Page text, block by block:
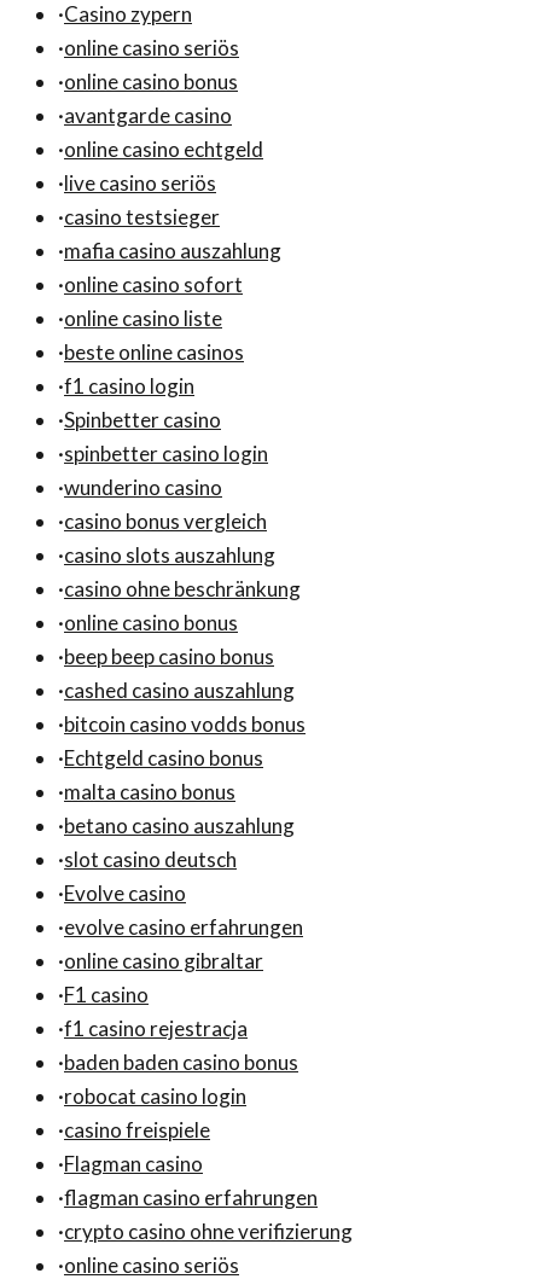
·Casino zypern
·online casino seriös
·online casino bonus
·avantgarde casino
·online casino echtgeld
·live casino seriös
·casino testsieger
·mafia casino auszahlung
·online casino sofort
·online casino liste
·beste online casinos
·f1 casino login
·Spinbetter casino
·spinbetter casino login
·wunderino casino
·casino bonus vergleich
·casino slots auszahlung
·casino ohne beschränkung
·online casino bonus
·beep beep casino bonus
·cashed casino auszahlung
·bitcoin casino vodds bonus
·Echtgeld casino bonus
·malta casino bonus
·betano casino auszahlung
·slot casino deutsch
·Evolve casino
·evolve casino erfahrungen
·online casino gibraltar
·F1 casino
·f1 casino rejestracja
·baden baden casino bonus
·robocat casino login
·casino freispiele
·Flagman casino
·flagman casino erfahrungen
·crypto casino ohne verifizierung
·online casino seriös